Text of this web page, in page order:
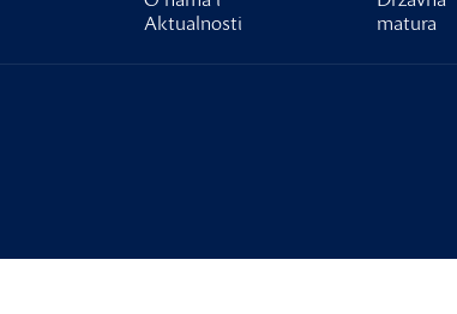
Aktualnosti
matura